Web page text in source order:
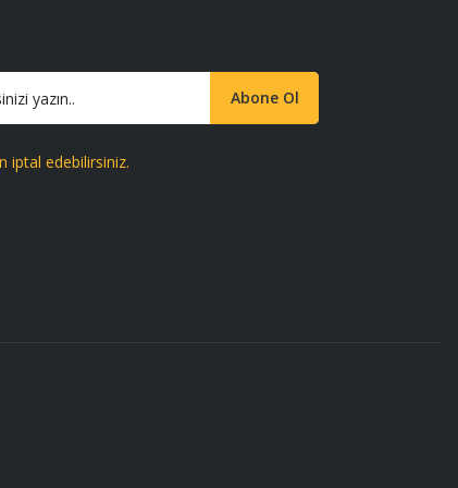
Abone Ol
iptal edebilirsiniz.